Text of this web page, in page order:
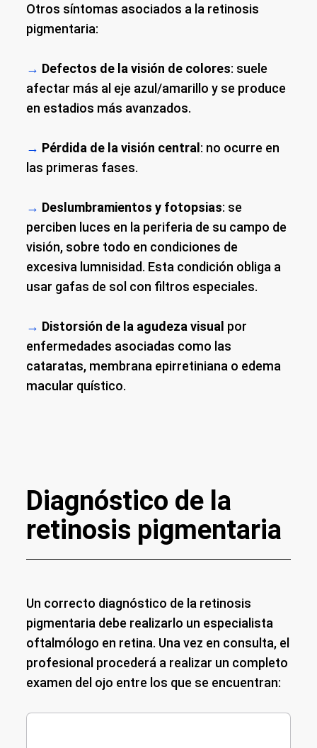
Otros síntomas asociados a la retinosis
pigmentaria:
→ Defectos de la visión de colores: suele
afectar más al eje azul/amarillo y se produce
en estadios más avanzados.
→ Pérdida de la visión central: no ocurre en
las primeras fases.
→ Deslumbramientos y fotopsias: se
perciben luces en la periferia de su campo de
visión, sobre todo en condiciones de
excesiva lumnisidad. Esta condición obliga a
usar gafas de sol con filtros especiales.
→ Distorsión de la agudeza visual por
enfermedades asociadas como las
cataratas, membrana epirretiniana o edema
macular quístico.
Diagnóstico de la
retinosis pigmentaria
Un correcto diagnóstico de la retinosis
pigmentaria debe realizarlo un especialista
oftalmólogo en retina. Una vez en consulta, el
profesional procederá a realizar un completo
examen del ojo entre los que se encuentran: